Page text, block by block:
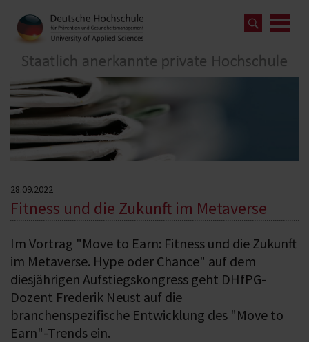
28.09.2022
Fitness und die Zukunft im Metaverse
Im Vortrag "Move to Earn: Fitness und die Zukunft
im Metaverse. Hype oder Chance" auf dem
diesjährigen Aufstiegskongress geht DHfPG-
Dozent Frederik Neust auf die
branchenspezifische Entwicklung des "Move to
Earn"-Trends ein.